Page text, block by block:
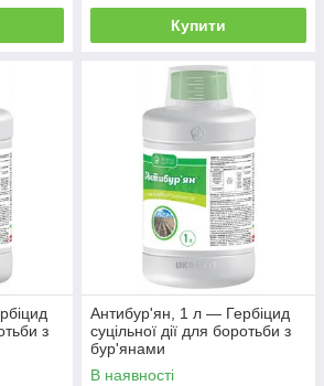
через корзину
дзвінок консультанта
чи наложений платіж
зручним для клієнта способом
свій сад просто
якісні засоби обробки!
Купити
з
Антибур'ян, 1 л — Гербіцид
суцільної дії для боротьби з
бур'янами
В наявності